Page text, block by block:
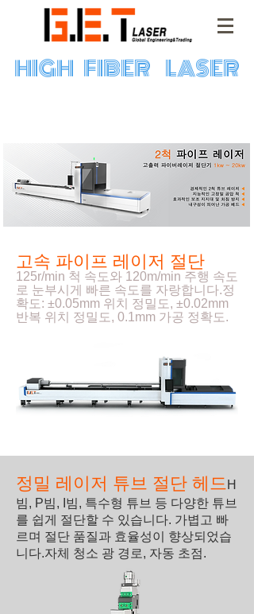
HIGH FIBER LASER
고속 파이프 레이저 절단
125r/min 척 속도와 120m/min 주행 속도
로 눈부시게 빠른 속도를 자랑합니다.정
확도: ±0.05mm 위치 정밀도, ±0.02mm
반복 위치 정밀도, 0.1mm 가공 정확도.
정밀 레이저 튜브 절단 헤드H
빔, P빔, I빔, 특수형 튜브 등 다양한 튜브
를 쉽게 절단할 수 있습니다. 가볍고 빠
르며 절단 품질과 효율성이 향상되었습
니다.자체 청소 광 경로, 자동 초점.